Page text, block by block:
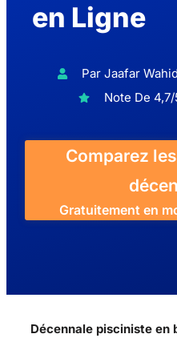
en Ligne
Par Jaafar Wahid
Note De
Comparez
Gratuitement en
Décennale pisciniste en